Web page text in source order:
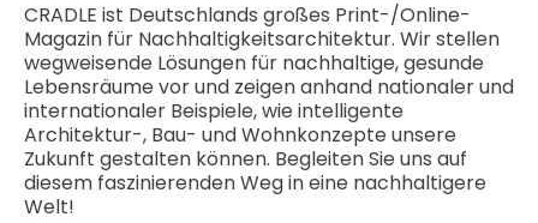
CRADLE ist Deutschlands großes Print-/Online-
Magazin für Nachhaltigkeitsarchitektur. Wir stellen
wegweisende Lösungen für nachhaltige, gesunde
Lebensräume vor und zeigen anhand nationaler und
internationaler Beispiele, wie intelligente
Architektur-, Bau- und Wohnkonzepte unsere
Zukunft gestalten können. Begleiten Sie uns auf
diesem faszinierenden Weg in eine nachhaltigere
Welt!